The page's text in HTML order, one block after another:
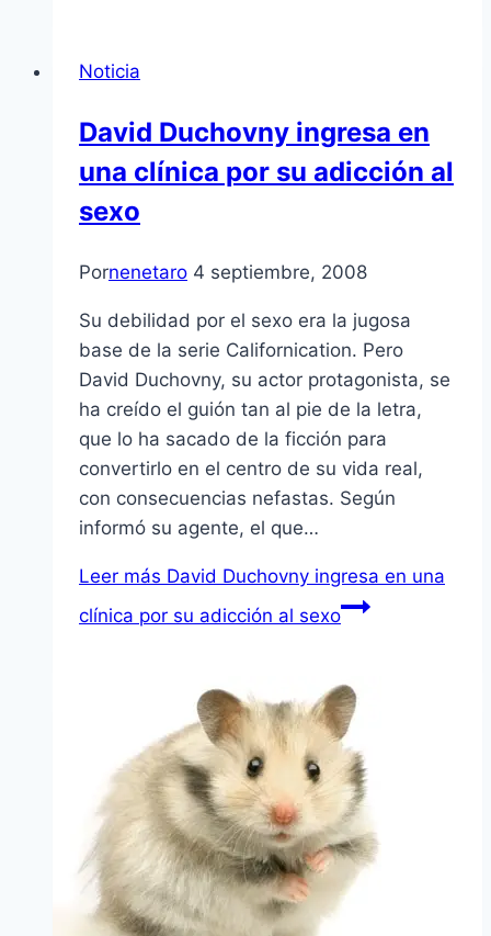
Noticia
David Duchovny ingresa en
una clí­nica por su adicción al
sexo
Pornenetaro 4 septiembre, 2008
Su debilidad por el sexo era la jugosa
base de la serie Californication. Pero
David Duchovny, su actor protagonista, se
ha creí­do el guión tan al pie de la letra,
que lo ha sacado de la ficción para
convertirlo en el centro de su vida real,
con consecuencias nefastas. Según
informó su agente, el que…
Leer más David Duchovny ingresa en una
clí­nica por su adicción al sexo